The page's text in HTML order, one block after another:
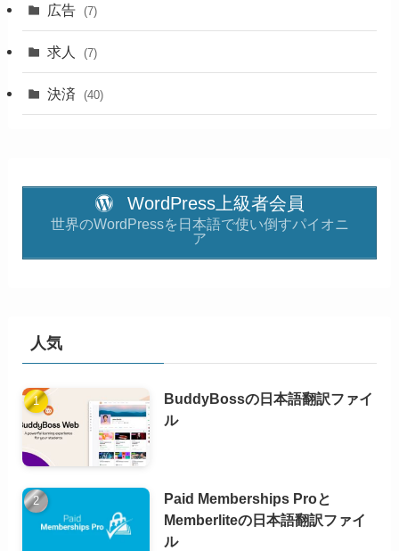
広告 (7)
求人 (7)
決済 (40)
WordPress上級者会員
世界のWordPressを日本語で使い倒すパイオニ
ア
人気
BuddyBossの日本語翻訳ファイ
ル
Paid Memberships Proと
Memberliteの日本語翻訳ファイ
ル